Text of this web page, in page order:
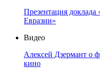
Презентация
Евразии»
Видео
Алексей Дзермант о
кино